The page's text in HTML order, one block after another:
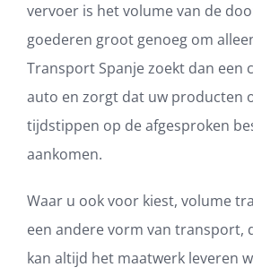
vervoer is het volume van de
goederen groot genoeg om
Transport Spanje zoekt dan een
auto en zorgt dat uw producten
tijdstippen op de afgesproken
aankomen.
Waar u ook voor kiest, volume
een andere vorm van transport,
kan altijd het maatwerk leveren